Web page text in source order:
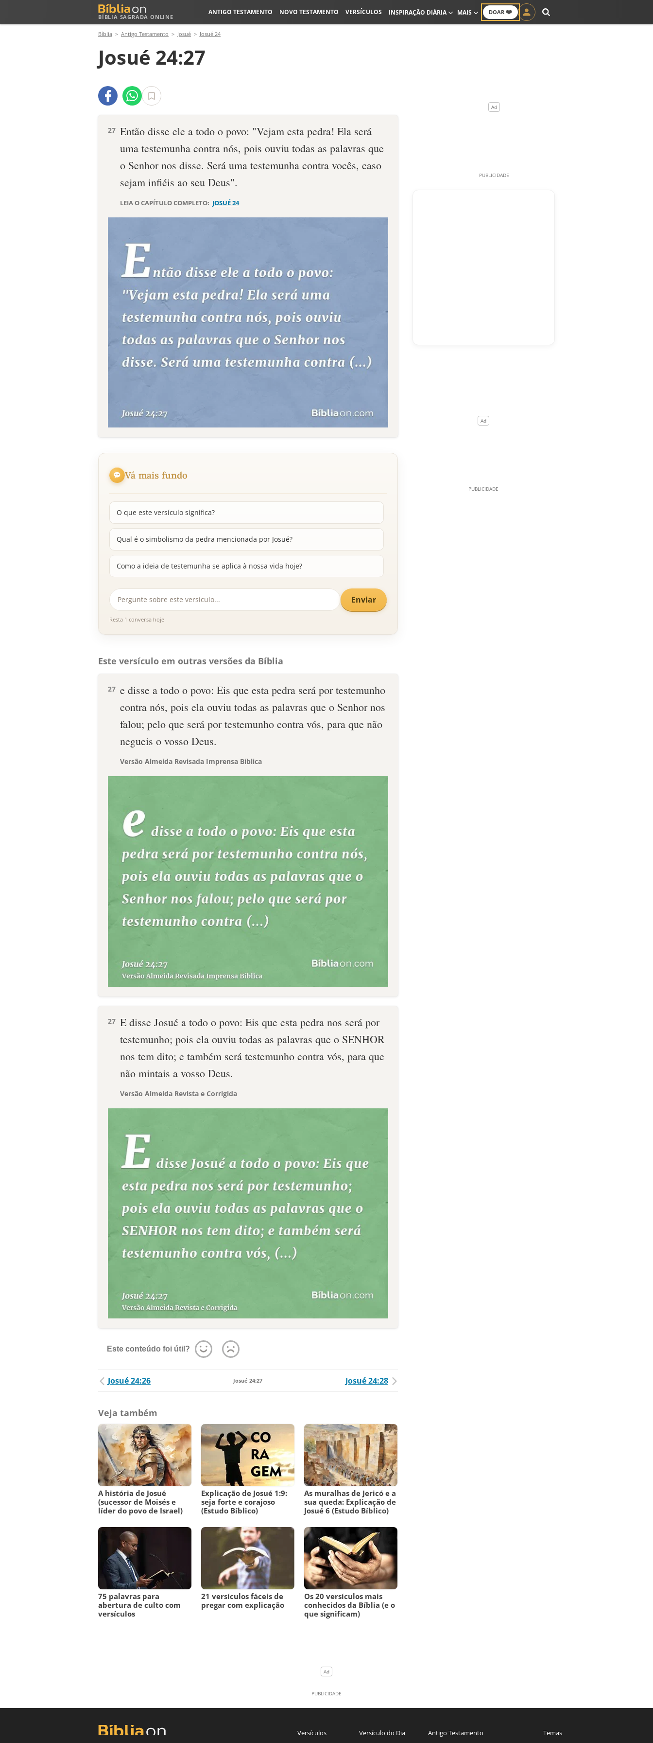
BÍBLIA SAGRADA ONLINE
DOAR ❤️
ANTIGO TESTAMENTO NOVO TESTAMENTO VERSÍCULOS INSPIRAÇÃO DIÁRIA MAIS
Bíblia Antigo Testamento Josué Josué 24
Josué 24:27
27 Então disse ele a todo o povo: "Vejam esta pedra! Ela será
uma testemunha contra nós, pois ouviu todas as palavras que
o Senhor nos disse. Será uma testemunha contra vocês, caso
sejam infiéis ao seu Deus".
LEIA O CAPÍTULO COMPLETO: JOSUÉ 24
Vá mais fundo
O que este versículo significa?
Qual é o simbolismo da pedra mencionada por Josué?
Como a ideia de testemunha se aplica à nossa vida hoje?
Enviar
Resta 1 conversa hoje
Este versículo em outras versões da Bíblia
27 e disse a todo o povo: Eis que esta pedra será por testemunho
contra nós, pois ela ouviu todas as palavras que o Senhor nos
falou; pelo que será por testemunho contra vós, para que não
negueis o vosso Deus.
Versão Almeida Revisada Imprensa Bíblica
27 E disse Josué a todo o povo: Eis que esta pedra nos será por
testemunho; pois ela ouviu todas as palavras que o SENHOR
nos tem dito; e também será testemunho contra vós, para que
não mintais a vosso Deus.
Versão Almeida Revista e Corrigida
Este conteúdo foi útil?
Josué 24:26 Josué 24:27 Josué 24:28
Veja também
A história de Josué
(sucessor de Moisés e
líder do povo de Israel)
Explicação de Josué 1:9:
seja forte e corajoso
(Estudo Bíblico)
As muralhas de Jericó e a
sua queda: Explicação de
Josué 6 (Estudo Bíblico)
75 palavras para
abertura de culto com
versículos
21 versículos fáceis de
pregar com explicação
Os 20 versículos mais
conhecidos da Bíblia (e o
que significam)
Versículos Versículo do Dia Antigo Testamento Temas